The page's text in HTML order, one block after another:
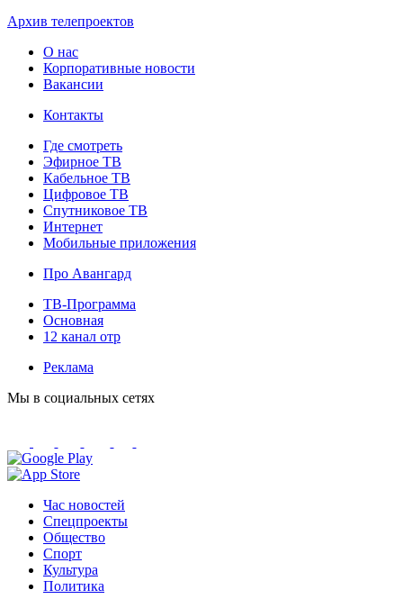
Архив телепроектов
О нас
Корпоративные новости
Вакансии
Контакты
Где смотреть
Эфирное ТВ
Кабельное ТВ
Цифровое ТВ
Спутниковое ТВ
Интернет
Мобильные приложения
Про Авангард
ТВ-Программа
Основная
12 канал отр
Реклама
Мы в социальных сетях
Час новостей
Спецпроекты
Общество
Спорт
Культура
Политика